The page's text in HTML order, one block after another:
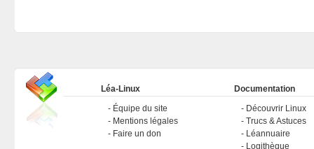
Léa-Linux
Équipe du site
Mentions légales
Faire un don
Documentation
Découvrir Linux
Trucs & Astuces
Léannuaire
Logithèque